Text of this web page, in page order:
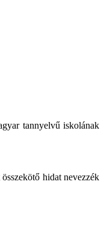
tannyelvű iskolának
hidat nevezzék